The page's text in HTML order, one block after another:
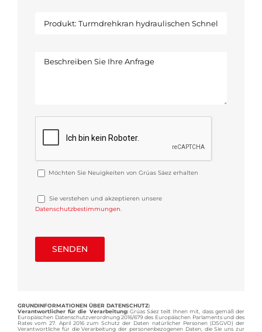
Möchten Sie Neuigkeiten von Grúas Sáez erhalten
Sie verstehen und akzeptieren unsere
Datenschutzbestimmungen.
GRUNDINFORMATIONEN ÜBER DATENSCHUTZ:
Verantwortlicher für die Verarbeitung:Grúas Sáez teilt Ihnen mit, dass gemäß der
Europäischen Datenschutzverordnung 2016/679 des Europäischen Parlaments und des
Rates vom 27. April 2016 zum Schutz der Daten natürlicher Personen (DSGVO) der
Verantwortliche für die Verarbeitung der personenbezogenen Daten, die Sie uns zur